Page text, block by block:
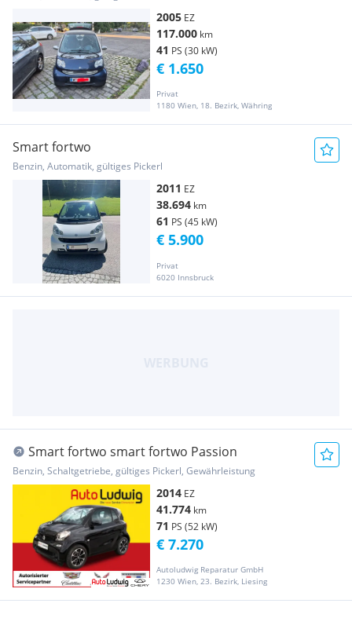
2005 EZ
117.000 km
41 PS (30 kW)
Privat
1180 Wien, 18. Bezirk, Währing
€ 1.650
Smart fortwo
Benzin, Automatik, gültiges Pickerl
2011 EZ
38.694 km
61 PS (45 kW)
Privat
6020 Innsbruck
€ 5.900
Smart fortwo smart fortwo Passion
Benzin, Schaltgetriebe, gültiges Pickerl, Gewährleistung
2014 EZ
41.774 km
71 PS (52 kW)
Autoludwig Reparatur GmbH
1230 Wien, 23. Bezirk, Liesing
€ 7.270